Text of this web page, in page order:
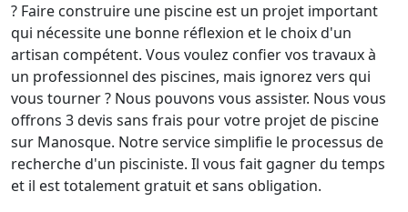
? Faire construire une piscine est un projet important
qui nécessite une bonne réflexion et le choix d'un
artisan compétent. Vous voulez confier vos travaux à
un professionnel des piscines, mais ignorez vers qui
vous tourner ? Nous pouvons vous assister. Nous vous
offrons 3 devis sans frais pour votre projet de piscine
sur Manosque. Notre service simplifie le processus de
recherche d'un pisciniste. Il vous fait gagner du temps
et il est totalement gratuit et sans obligation.